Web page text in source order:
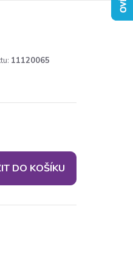
11120065
DO KOŠÍKU